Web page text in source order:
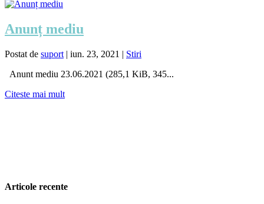
Anunț mediu
Postat de suport | iun. 23, 2021 | Stiri
Anunt mediu 23.06.2021 (285,1 KiB, 345...
Citeste mai mult
Articole recente